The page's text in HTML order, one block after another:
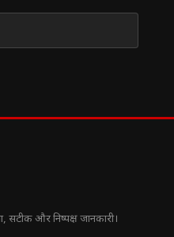
और निष्पक्ष जानकारी।